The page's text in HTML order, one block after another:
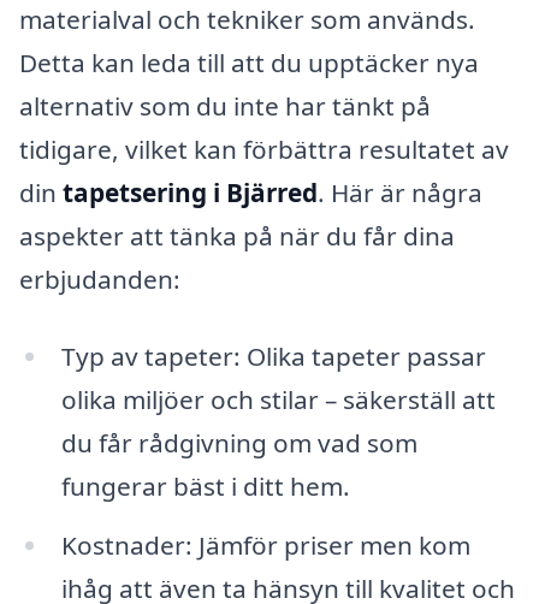
materialval och tekniker som används.
Detta kan leda till att du upptäcker nya
alternativ som du inte har tänkt på
tidigare, vilket kan förbättra resultatet av
din tapetsering i Bjärred. Här är några
aspekter att tänka på när du får dina
erbjudanden:
Typ av tapeter: Olika tapeter passar
olika miljöer och stilar – säkerställ att
du får rådgivning om vad som
fungerar bäst i ditt hem.
Kostnader: Jämför priser men kom
ihåg att även ta hänsyn till kvalitet och